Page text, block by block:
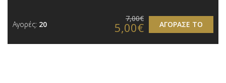
Αγορές: 20 ΑΓΟΡΑΣΕ ΤΟ
7,00€
5,00€